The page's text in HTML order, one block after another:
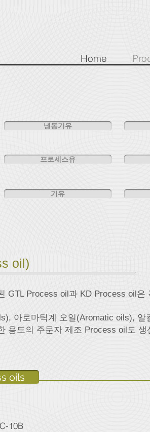
Home
냉동기유
프로세스유
기유
GTL Process oil과 KD Process oil
아로마틱계 오일(Aromatic oils),
용도의 주문자 제조 Process oil도
oils
10B
oil)